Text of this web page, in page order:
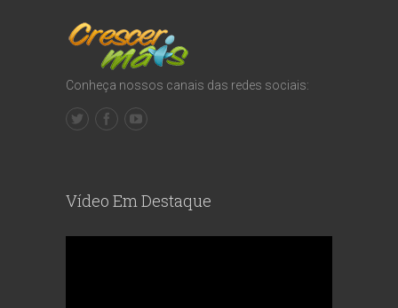
Conheça nossos canais das redes sociais:
Vídeo Em Destaque